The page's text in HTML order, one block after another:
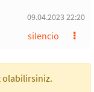
09.04.2023 22:20
silencio
olabilirsiniz.